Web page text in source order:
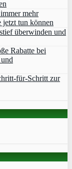
mehr
jetzt tun können
überwinden und
Rabatte bei
zur